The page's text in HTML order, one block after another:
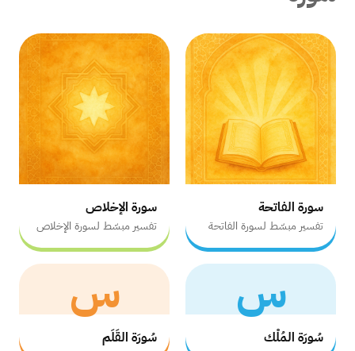
سورة الفاتحة
تفسير مبسّط لسورة الفاتحة
سورة الإخلاص
تفسير مبسّط لسورة الإخلاص
س
سُورَة المُلْك
س
سُورَة القَلَم